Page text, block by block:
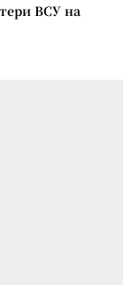
ВСУ на